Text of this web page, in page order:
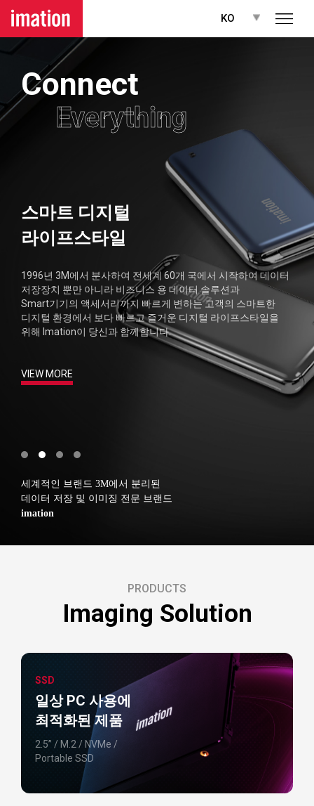
메뉴 바로가기
KO
Connect
Everything
스마트 디지털
라이프스타일
1996년 3M에서 분사하여 전세계 60개 국에서 시작하여데이터
저장장치 뿐만 아니라 비즈니스 용 데이터 솔루션과
Smart기기의 액세서리까지 빠르게 변하는 고객의 스마트한
디지털 환경에서 보다 빠르고 즐거운 디지털 라이프스타일을
위해 Imation이 당신과 함께합니다.
VIEW MORE
세계적인 브랜드 3M에서 분리된
데이터 저장 및 이미징 전문 브랜드
imation
PRODUCTS
Imaging Solution
SSD
일상 PC 사용에
최적화된 제품
2.5” / M.2 / NVMe /
Portable SSD